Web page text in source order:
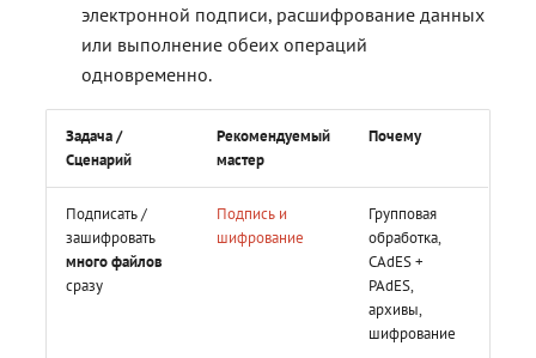
электронной подписи, расшифрование данных
или выполнение обеих операций
одновременно.
Задача /
Сценарий
Рекомендуемый
мастер
Почему
Подписать /
зашифровать
много файлов
сразу
Подпись и
шифрование
Групповая
обработка,
CAdES +
PAdES,
архивы,
шифрование